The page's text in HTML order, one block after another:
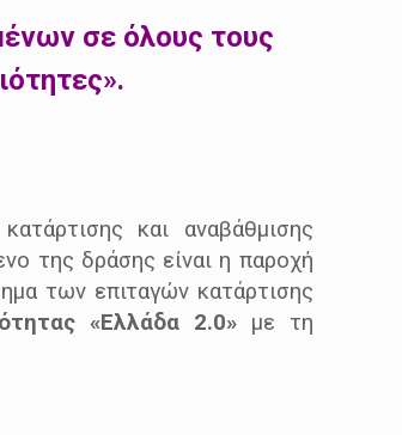
σε όλους τους
και αναβάθμισης
της δράσης είναι η παροχή
των επιταγών κατάρτισης
«Ελλάδα 2.0»με τη